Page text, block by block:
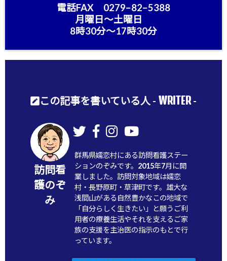
電話FAX 0279−82−5388
月曜日〜土曜日
8時30分〜17時30分
この記事を書いている人 - WRITER-
訪問看
護のぞ
み
群馬県嬬恋村にある訪問看護ステー
ションのぞみです。2015年7月に開
業しました。訪問対象地域は嬬恋
村・長野原町・草津町です。雄大な
浅間山がある自然豊かなこの地域で
「自分らしく生きたい」と願うご利
用者の療養生活やそれを支えるご家
族の支援を主治医の指示のもとで行
っています。